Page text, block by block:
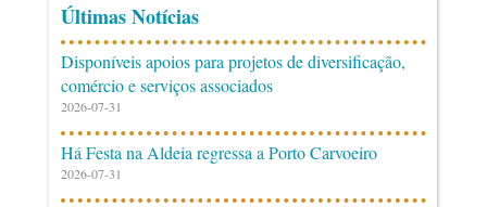
Últimas Notícias
Disponíveis apoios para projetos de diversificação,
comércio e serviços associados
2026-07-31
Há Festa na Aldeia regressa a Porto Carvoeiro
2026-07-31